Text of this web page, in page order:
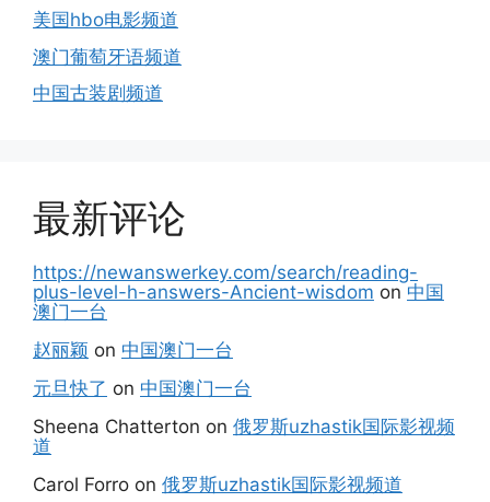
美国hbo电影频道
澳门葡萄牙语频道
中国古装剧频道
最新评论
https://newanswerkey.com/search/reading-
plus-level-h-answers-Ancient-wisdom on 中国
澳门一台
赵丽颖 on 中国澳门一台
元旦快了 on 中国澳门一台
Sheena Chatterton on 俄罗斯uzhastik国际影视频
道
Carol Forro on 俄罗斯uzhastik国际影视频道